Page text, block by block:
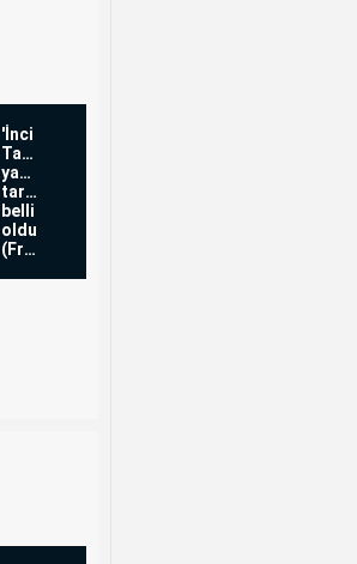
'İnci
Taneleri'nin
yayın
tarihi
belli
oldu
(Fragma...